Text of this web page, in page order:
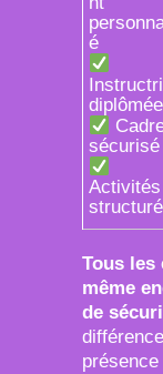
é
diplômée
sécurisé
Activités
Tous les
même
de
présence